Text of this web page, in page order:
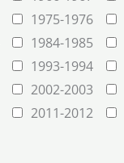
1975-1976
1984-1985
1993-1994
2002-2003
2011-2012